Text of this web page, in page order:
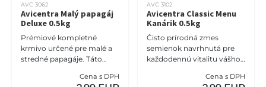
AVC 3062
Avicentra Malý papagáj
Deluxe 0.5kg
Prémiové kompletné
krmivo určené pre malé a
stredné papagáje. Táto
navrhnutá pre každodenné
Cena s DPH
AVC 3102
Avicentra Classic Menu
Kanárik 0.5kg
Čisto prírodná zmes
semienok navrhnutá pre
každodennú vitalitu vášho
základné krmivo dodáCena s DPH